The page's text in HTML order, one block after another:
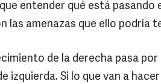
entender qué está
las amenazas que ello podría
de la derecha pasa
izquierda. Si lo que van a